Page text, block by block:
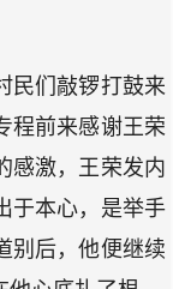
民们敲锣打鼓来
程前来感谢王荣
感激，王荣发内
于本心，是举手
别后，他便继续